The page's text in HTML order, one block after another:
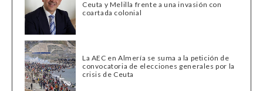
Ceuta y Melilla frente a una invasión con
coartada colonial
La AEC en Almería se suma a la petición de
convocatoria de elecciones generales por la
crisis de Ceuta